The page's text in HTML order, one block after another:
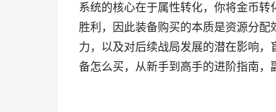
系统的核心在于属性转化，你将金币
胜利，因此装备购买的本质是资源分
力，以及对后续战局发展的潜在影响
备怎么买，从新手到高手的进阶指南